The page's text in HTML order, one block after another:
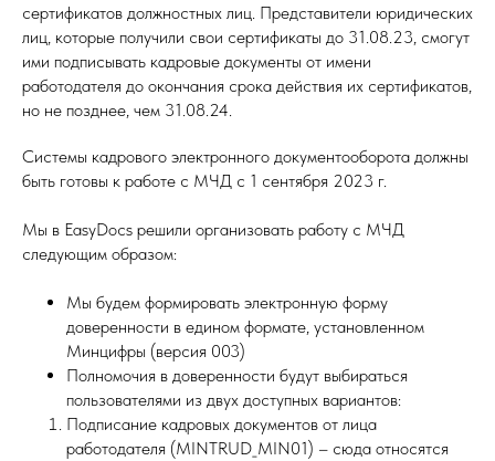
сертификатов должностных лиц. Представители юридических
лиц, которые получили свои сертификаты до 31.08.23, смогут
ими подписывать кадровые документы от имени
работодателя до окончания срока действия их сертификатов,
но не позднее, чем 31.08.24.
Системы кадрового электронного документооборота должны
быть готовы к работе с МЧД с 1 сентября 2023 г.
Мы в EasyDocs решили организовать работу с МЧД
следующим образом:
Мы будем формировать электронную форму
доверенности в едином формате, установленном
Минцифры (версия 003)
Полномочия в доверенности будут выбираться
пользователями из двух доступных вариантов:
Подписание кадровых документов от лица
работодателя (MINTRUD_MIN01) – сюда относятся